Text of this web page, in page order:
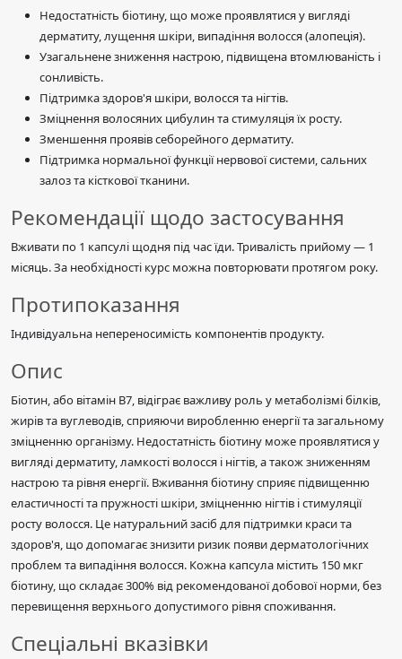
Недостатність біотину, що може проявлятися у вигляді
дерматиту, лущення шкіри, випадіння волосся (алопеція).
Узагальнене зниження настрою, підвищена втомлюваність і
сонливість.
Підтримка здоров'я шкіри, волосся та нігтів.
Зміцнення волосяних цибулин та стимуляція їх росту.
Зменшення проявів себорейного дерматиту.
Підтримка нормальної функції нервової системи, сальних
залоз та кісткової тканини.
Рекомендації щодо застосування
Вживати по 1 капсулі щодня під час їди. Тривалість прийому — 1
місяць. За необхідності курс можна повторювати протягом року.
Протипоказання
Індивідуальна непереносимість компонентів продукту.
Опис
Біотин, або вітамін В7, відіграє важливу роль у метаболізмі білків,
жирів та вуглеводів, сприяючи виробленню енергії та загальному
зміцненню організму. Недостатність біотину може проявлятися у
вигляді дерматиту, ламкості волосся і нігтів, а також зниженням
настрою та рівня енергії. Вживання біотину сприяє підвищенню
еластичності та пружності шкіри, зміцненню нігтів і стимуляції
росту волосся. Це натуральний засіб для підтримки краси та
здоров'я, що допомагає знизити ризик появи дерматологічних
проблем та випадіння волосся. Кожна капсула містить 150 мкг
біотину, що складає 300% від рекомендованої добової норми, без
перевищення верхнього допустимого рівня споживання.
Спеціальні вказівки